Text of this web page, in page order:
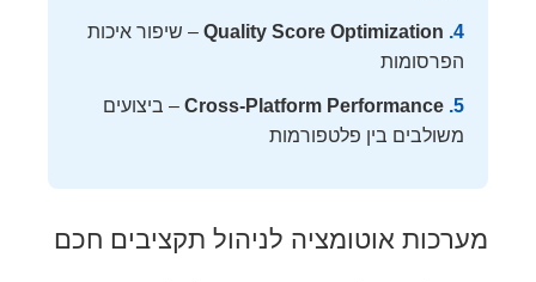
4.
Quality Score Optimization – שיפור איכות
הפרסומות
5.
Cross-Platform Performance – ביצועים
משולבים בין פלטפורמות
מערכות אוטומציה לניהול תקציבים חכם